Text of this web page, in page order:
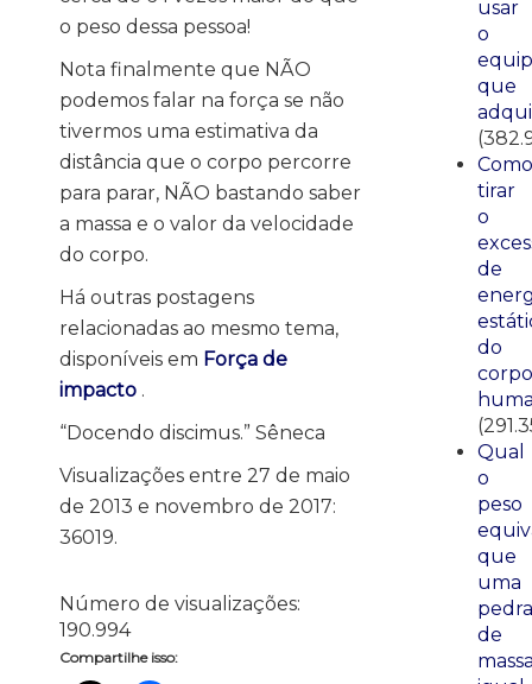
o peso dessa pessoa!
Nota finalmente que NÃO
podemos falar na força se não
tivermos uma estimativa da
distância que o corpo percorre
para parar, NÃO bastando saber
a massa e o valor da velocidade
do corpo.
Há outras postagens
relacionadas ao mesmo tema,
disponíveis em Força de
impacto .
“Docendo discimus.” Sêneca
Visualizações entre 27 de maio
de 2013 e novembro de 2017:
36019.
Número de visualizações:
190.994
Compartilhe isso:
usar
o
que
Como
tirar
o
de
do
corpo
Qual
o
peso
que
uma
pedra
de